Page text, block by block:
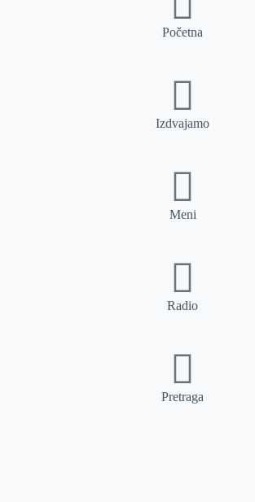
Početna
Izdvajamo
Meni
Radio
Pretraga